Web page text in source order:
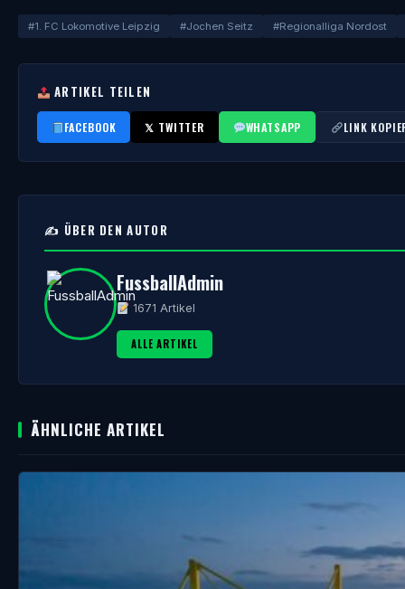
#1. FC Lokomotive Leipzig #Jochen Seitz #Regionalliga Nordost
ARTIKEL TEILEN
FACEBOOK 𝕏 TWITTER WHATSAPP LINK
✍️ ÜBER DEN AUTOR
FussballAdmin
1671 Artikel
ALLE ARTIKEL
ÄHNLICHE ARTIKEL